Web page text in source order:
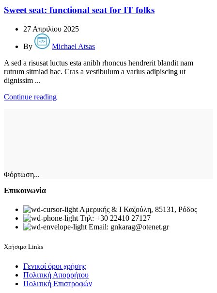
Sweet seat: functional seat for IT folks
27 Απριλίου 2025
By
Michael Atsas
A sed a risusat luctus esta anibh rhoncus hendrerit blandit nam
rutrum sitmiad hac. Cras a vestibulum a varius adipiscing ut
dignissim ...
Continue reading
Φόρτωση...
Επικοινωνία
Αμερικής & Ι Καζούλη, 85131, Ρόδος
Τηλ: +30 22410 27127
Email: gnkarag@otenet.gr
Χρήσιμα Links
Γενικοί όροι χρήσης
Πολιτική Απορρήτου
Πολιτική Επιστροφών